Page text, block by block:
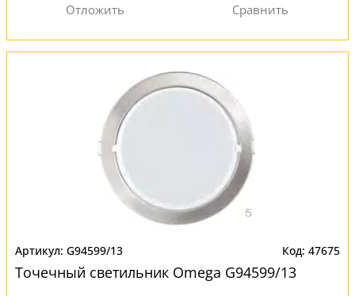
G94599/13 47675
Точечный светильник Omega G94599/13